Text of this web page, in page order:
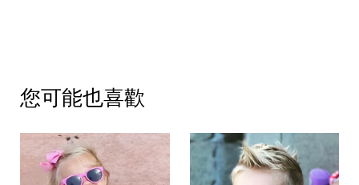
您可能也喜歡